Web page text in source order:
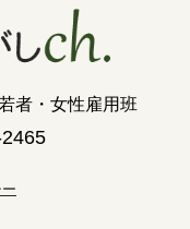
者・女性雇用班